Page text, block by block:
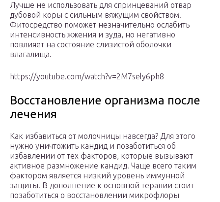
Лучше не использовать для спринцеваний отвар
дубовой коры с сильным вяжущим свойством.
Фитосредство поможет незначительно ослабить
интенсивность жжения и зуда, но негативно
повлияет на состояние слизистой оболочки
влагалища.
https://youtube.com/watch?v=2M7sely6ph8
Восстановление организма после
лечения
Как избавиться от молочницы навсегда? Для этого
нужно уничтожить кандид и позаботиться об
избавлении от тех факторов, которые вызывают
активное размножение кандид. Чаще всего таким
фактором является низкий уровень иммунной
защиты. В дополнение к основной терапии стоит
позаботиться о восстановлении микрофлоры